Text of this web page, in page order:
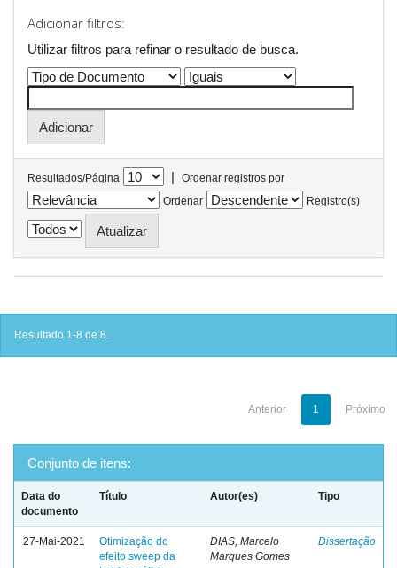
Adicionar filtros:
Utilizar filtros para refinar o resultado de busca.
Resultados/Página |
Ordenar registros por
Ordenar
Registro(s)
Resultado 1-8 de 8.
Anterior 1 Próximo
Conjunto de itens:
Data do
documento
Título Autor(es) Tipo
27-Mai-2021
Otimização do
efeito sweep da
DIAS, Marcelo
Marques Gomes
Dissertação